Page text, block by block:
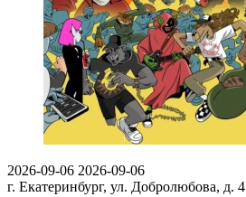
2026-09-06 2026-09-06
г. Екатеринбург, ул. Добролюбова, д. 4